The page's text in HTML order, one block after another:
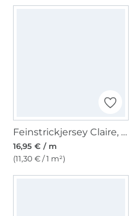
Feinstrickjersey Claire, altmint
16,95 € / m
(11,30 € / 1 m²)